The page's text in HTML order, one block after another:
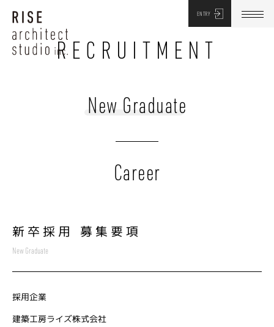
ENTRY
RECRUITMENT
New Graduate
Career
新卒採用 募集要項
New Graduate
採用企業
建築工房ライズ株式会社